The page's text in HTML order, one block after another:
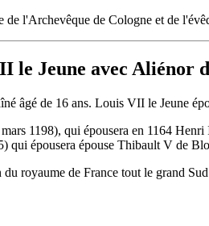
de l'Archevêque de Cologne et de
le Jeune avec Aliénor
âgé de 16 ans. Louis VII le Jeune
1198), qui épousera en 1164
qui épousera épouse Thibault V de
royaume de France tout le grand